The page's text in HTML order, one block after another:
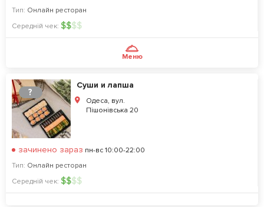
Тип: Онлайн ресторан
Середній чек: $$$$
Меню
?
Суши и лапша
Одеса, вул.
Пішонівська 20
зачинено зараз пн-вс 10:00-22:00
Тип: Онлайн ресторан
Середній чек: $$$$